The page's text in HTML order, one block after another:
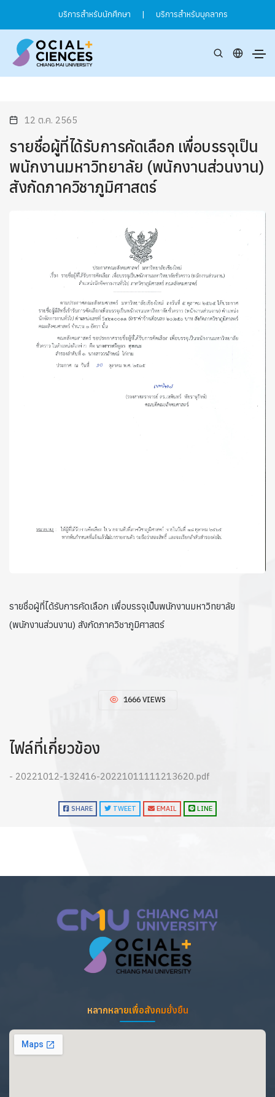
บริการสำหรับนักศึกษา | บริการสำหรับบุคลากร
12 ต.ค. 2565
รายชื่อผู้ที่ได้รับการคัดเลือก เพื่อบรรจุเป็น
พนักงานมหาวิทยาลัย (พนักงานส่วนงาน)
สังกัดภาควิชาภูมิศาสตร์
รายชื่อผู้ที่ได้รับการคัดเลือก เพื่อบรรจุเป็นพนักงานมหาวิทยาลัย
(พนักงานส่วนงาน) สังกัดภาควิชาภูมิศาสตร์
1666 VIEWS
ไฟล์ที่เกี่ยวข้อง
- 20221012-132416-20221011111213620.pdf
SHARE TWEET EMAIL LINE
หลากหลายเพื่อสังคมยั่งยืน